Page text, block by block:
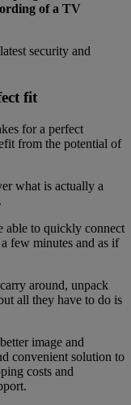
of a TV
security and
fit
for a perfect
from the potential of
what is actually a
able to quickly connect
few minutes and as if
around, unpack
all they have to do is
image and
convenient solution to
costs and